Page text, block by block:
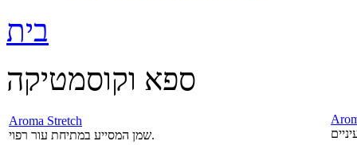
בית
ספא וקוסמטיקה
Aroma Stretch
שמן המסייע במתיחת עור רפוי.